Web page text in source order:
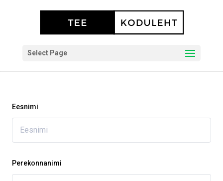
Select Page
Eesnimi
Perekonnanimi